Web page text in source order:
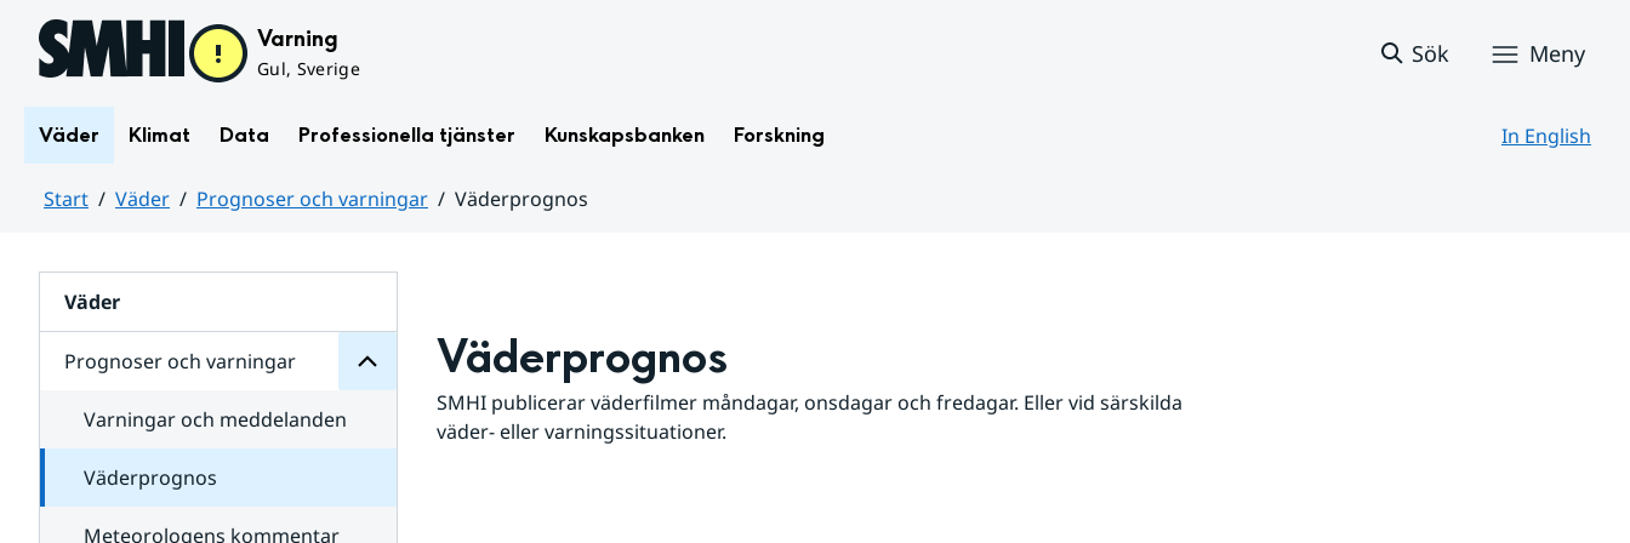
Hoppa till sidans innehåll Varning
Gul, Sverige
Sök Meny
Väder Klimat Data Professionella tjänster Kunskapsbanken Forskning In English
Start Väder Prognoser och varningar
Väderprognos
Väder
Prognoser och varningar
för
varningar
Varningar och meddelanden
Väderprognos
Meteorologens kommentar
Väderprognos
SMHI publicerar väderfilmer måndagar, onsdagar och fredagar. Eller vid särskilda
väder- eller varningssituationer.